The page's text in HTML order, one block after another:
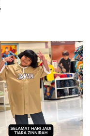
t
a
k
h
a
r